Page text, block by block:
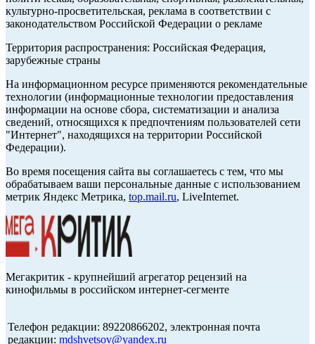
культурно-просветительская, реклама в соответствии с
законодательством Российской Федерации о рекламе
Территория распространения: Российская Федерация,
зарубежные страны
На информационном ресурсе применяются рекомендательные
технологии (информационные технологии предоставления
информации на основе сбора, систематизации и анализа
сведений, относящихся к предпочтениям пользователей сети
"Интернет", находящихся на территории Российской
Федерации).
Во время посещения сайта вы соглашаетесь с тем, что мы
обрабатываем ваши персональные данные с использованием
метрик Яндекс Метрика, top.mail.ru, LiveInternet.
Мегакритик - крупнейший агрегатор рецензий на
кинофильмы в российском интернет-сегменте
Телефон редакции: 89220866202, электронная почта
редакции: mdshvetsov@yandex.ru